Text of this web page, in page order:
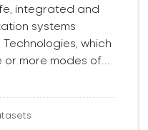
integrated and
systems
which
more modes of...